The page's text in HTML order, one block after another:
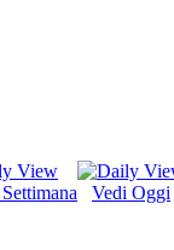
Vedi Oggi